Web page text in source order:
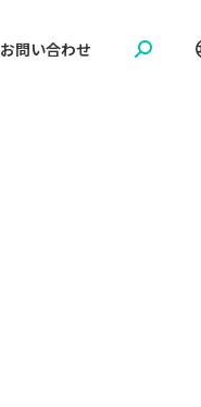
お問い合わせ Search: